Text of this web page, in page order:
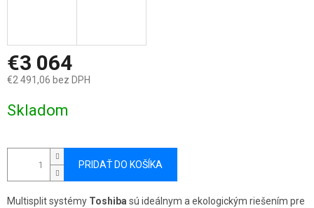
€3 064
€2 491,06 bez DPH
cena:
Skladom
PRIDAŤ DO KOŠÍKA
Multisplit systémy Toshiba sú ideálnym a ekologickým riešením pre